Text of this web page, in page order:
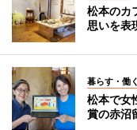
松本のカ
思いを表
暮らす・働く
松本で
賞の赤沼